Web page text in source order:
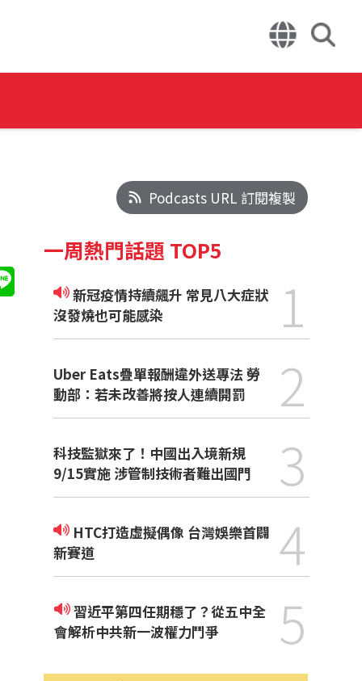
Podcasts URL 訂閱複製
一周熱門話題 TOP5
新冠疫情持續飆升 常見八大症狀
沒發燒也可能感染
1
Uber Eats疊單報酬違外送專法 勞
動部：若未改善將按人連續開罰
2
科技監獄來了！中國出入境新規
9/15實施 涉管制技術者難出國門
3
新賽道
4
習近平第四任期穩了？從五中全
會解析中共新一波權力鬥爭
5